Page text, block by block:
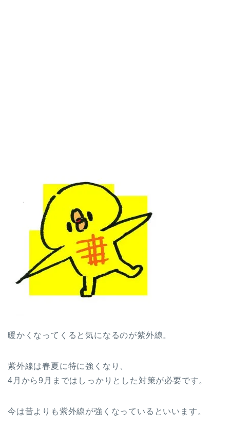
暖かくなってくると気になるのが紫外線。
紫外線は春夏に特に強くなり、
4月から9月まではしっかりとした対策が必要です。
今は昔よりも紫外線が強くなっているといいます。